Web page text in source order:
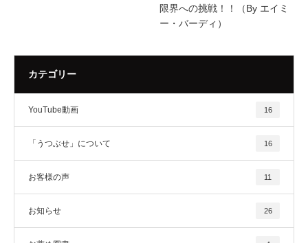
限界への挑戦！！（By エイミ
ー・バーディ）
カテゴリー
YouTube動画 16
「うつぶせ」について 16
お客様の声 11
お知らせ 26